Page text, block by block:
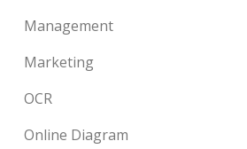
Management
Marketing
OCR
Online Diagram